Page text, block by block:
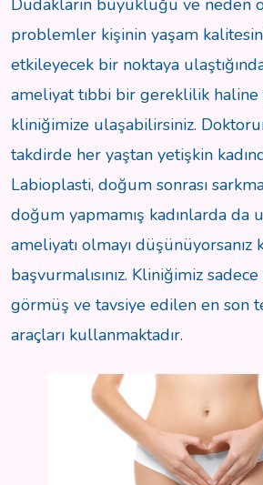
Dudakların büyüklüğü ve neden
problemler kişinin yaşam
etkileyecek bir noktaya
ameliyat tıbbi bir gereklilik
kliniğimize ulaşabilirsiniz.
takdirde her yaştan yetişkin
Labioplasti, doğum sonrası
doğum yapmamış kadınlarda da
ameliyatı olmayı düşünüyorsanız
başvurmalısınız. Kliniğimiz
görmüş ve tavsiye edilen en son
araçları kullanmaktadır.